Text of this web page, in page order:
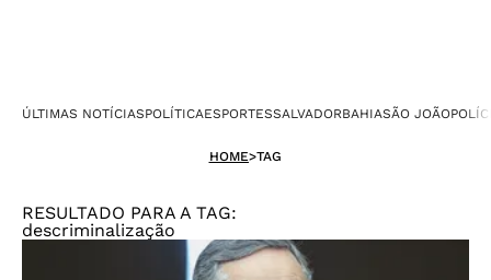
ÚLTIMAS NOTÍCIASPOLÍTICAESPORTESSALVADORBAHIASÃO JOÃO
HOME>TAG
RESULTADO PARA A TAG:
descriminalização